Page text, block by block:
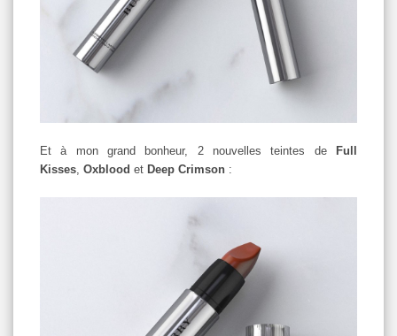
Et à mon grand bonheur, 2 nouvelles teintes de
Full
Kisses, Oxblood et Deep Crimson :